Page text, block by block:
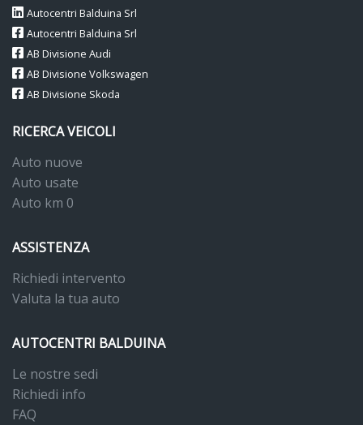
Autocentri Balduina Srl
Autocentri Balduina Srl
AB Divisione Audi
AB Divisione Volkswagen
AB Divisione Skoda
RICERCA VEICOLI
Auto nuove
Auto usate
Auto km 0
ASSISTENZA
Richiedi intervento
Valuta la tua auto
AUTOCENTRI BALDUINA
Le nostre sedi
Richiedi info
FAQ